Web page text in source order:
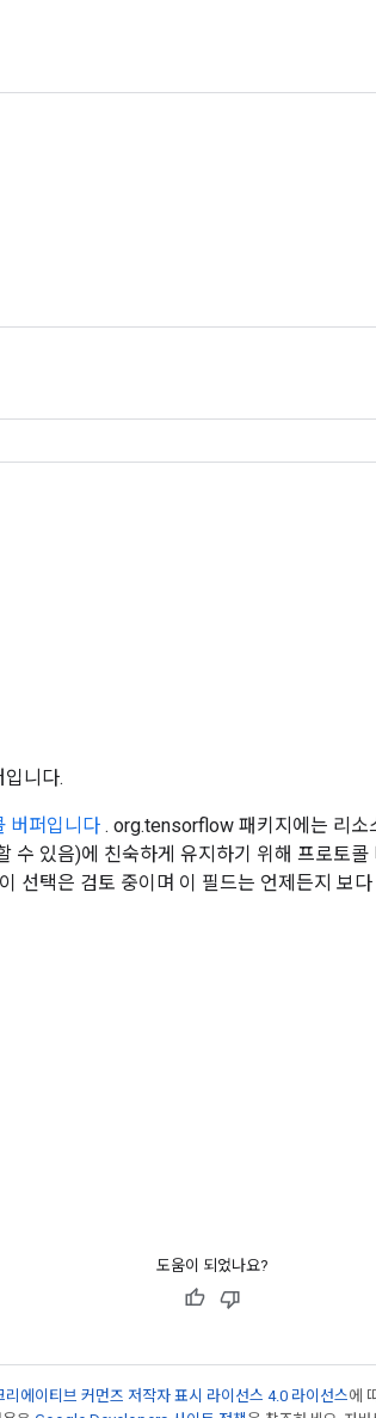
니다.
버퍼입니다 . org.tensorflow 패키지에는 리소
수 있음)에 친숙하게 유지하기 위해 프로토콜
선택은 검토 중이며 이 필드는 언제든지 보
도움이 되었나요?
리에이티브 커먼즈 저작자 표시 라이선스 4.0 라이선스에